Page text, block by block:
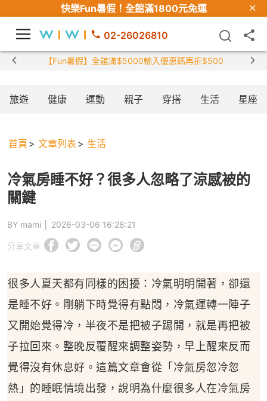
快樂Fun暑假！ 全館滿1800元免運
02-26026810
【限時組合】買2件涼感
旅遊 健康 運動 親子 穿搭 生活 星座
首頁 文章列表 生活
冷氣房睡不好？很多人忽略了涼感被的
關鍵
BY mami │ 2026-03-06 16:28:21
分享文章
很多人夏天都有同樣的困擾：冷氣明明開著，卻還
是睡不好。剛躺下時覺得有點悶，冷氣運轉一陣子
又開始覺得冷，半夜不是把被子踢開，就是再把被
子拉回來。整晚反覆醒來調整姿勢，早上醒來反而
覺得沒有休息好。這篇文章會從「冷氣房忽冷忽
熱」的睡眠情境出發，說明為什麼很多人在冷氣房